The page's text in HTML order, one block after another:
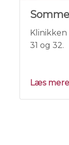
31 og 32.
Læs